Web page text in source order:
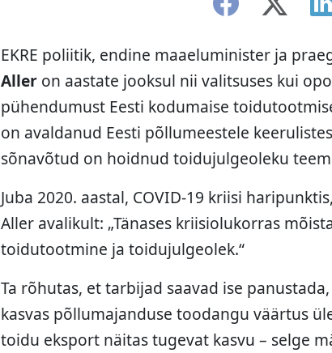
EKRE poliitik, endine maaeluminister ja
Aller on aastate jooksul nii valitsuses kui
pühendumust Eesti kodumaise
on avaldanud Eesti põllumeestele
sõnavõtud on hoidnud toidujulgeoleku
Juba 2020. aastal, COVID-19 kriisi
Aller avalikult: „Tänases kriisiolukorras
toidutootmine ja toidujulgeolek.“
Ta rõhutas, et tarbijad saavad ise
kasvas põllumajanduse toodangu väärtus
toidu eksport näitas tugevat kasvu – selge